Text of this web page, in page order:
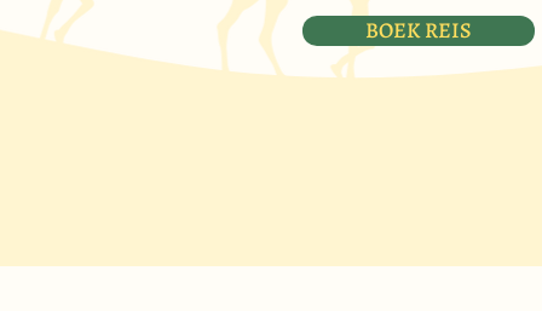
BOEK REIS